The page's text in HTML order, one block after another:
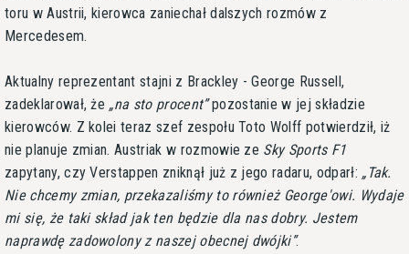
toru w Austrii, kierowca zaniechał dalszych rozmów z
Mercedesem.
Aktualny reprezentant stajni z Brackley - George Russell,
zadeklarował, że
na sto procent pozostanie w jej składzie
kierowców. Z kolei teraz szef zespołu Toto Wolff potwierdził, iż
nie planuje zmian. Austriak w rozmowie ze Sky Sports F1
zapytany, czy Verstappen zniknął już z jego radaru, odparł:
Tak.
Nie chcemy zmian, przekazaliśmy to również George'owi. Wydaje
mi się, że taki skład jak ten będzie dla nas dobry. Jestem
naprawdę zadowolony z naszej obecnej dwójki .